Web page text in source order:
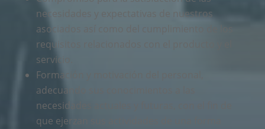
necesidades y expectativas de nuestros
asociados así como del cumplimiento de los
requisitos relacionados con el producto y el
servicio.
Formación y motivación del personal,
adecuando sus conocimientos a las
necesidades actuales y futuras, con el fin de
que ejerzan sus actividades de una forma